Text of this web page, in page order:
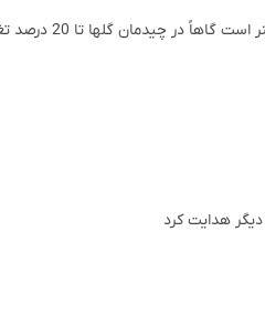
دارد که این امر کاملاً طبیعی می باشد.
هدایت کرد